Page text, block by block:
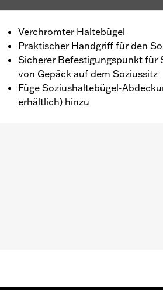
Verchromter Haltebügel
Praktischer Handgriff für den
Sicherer Befestigungspunkt für
von Gepäck auf dem Soziussitz
Füge Soziushaltebügel-
erhältlich) hinzu